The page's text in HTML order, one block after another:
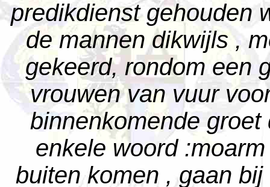
predikdienst gehouden
de mannen dikwijls ,
gekeerd, rondom een
vrouwen van vuur
binnenkomende
enkele woord
buiten komen , gaan